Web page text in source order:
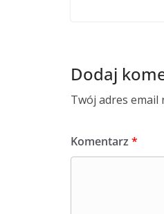
Dodaj
Twój adres email
Komentarz *